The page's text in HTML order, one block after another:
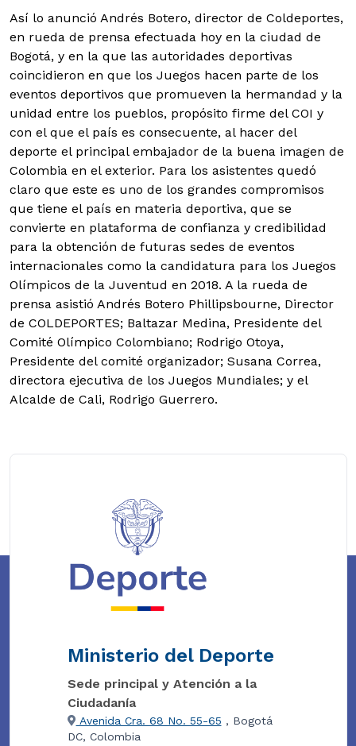
Así lo anunció Andrés Botero, director de Coldeportes,
en rueda de prensa efectuada hoy en la ciudad de
Bogotá, y en la que las autoridades deportivas
coincidieron en que los Juegos hacen parte de los
eventos deportivos que promueven la hermandad y la
unidad entre los pueblos, propósito firme del COI y
con el que el país es consecuente, al hacer del
deporte el principal embajador de la buena imagen de
Colombia en el exterior. Para los asistentes quedó
claro que este es uno de los grandes compromisos
que tiene el país en materia deportiva, que se
convierte en plataforma de confianza y credibilidad
para la obtención de futuras sedes de eventos
internacionales como la candidatura para los Juegos
Olímpicos de la Juventud en 2018. A la rueda de
prensa asistió Andrés Botero Phillipsbourne, Director
de COLDEPORTES; Baltazar Medina, Presidente del
Comité Olímpico Colombiano; Rodrigo Otoya,
Presidente del comité organizador; Susana Correa,
directora ejecutiva de los Juegos Mundiales; y el
Alcalde de Cali, Rodrigo Guerrero.
Ministerio del Deporte
Sede principal y Atención a la
Ciudadanía
Avenida Cra. 68 No. 55-65 , Bogotá
DC, Colombia